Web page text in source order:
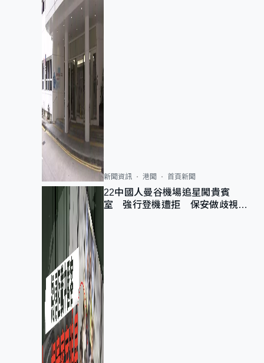
新聞資訊 港聞 首頁新聞
22中國人曼谷機場追星闖貴賓
室 強行登機遭拒 保安做歧視手